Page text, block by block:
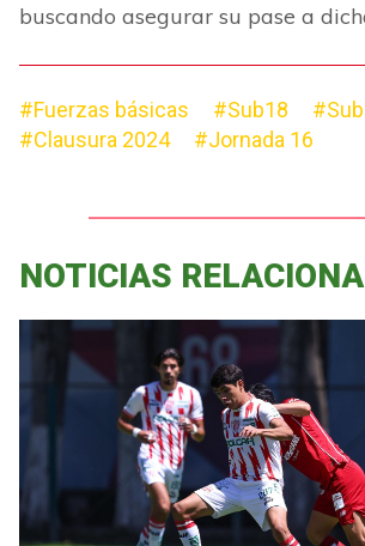
buscando asegurar su pase a
#Fuerzas básicas #Sub18
#Clausura 2024
#Jornada 16
NOTICIAS